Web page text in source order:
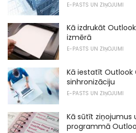
E-PASTS UN ZIŅOJUMI
Kā izdrukāt
izmērā
E-PASTS UN ZIŅOJUMI
Kā iestatīt Outlook
sinhronizāciju
E-PASTS UN ZIŅOJUMI
Kā sūtīt ziņojumus
programmā